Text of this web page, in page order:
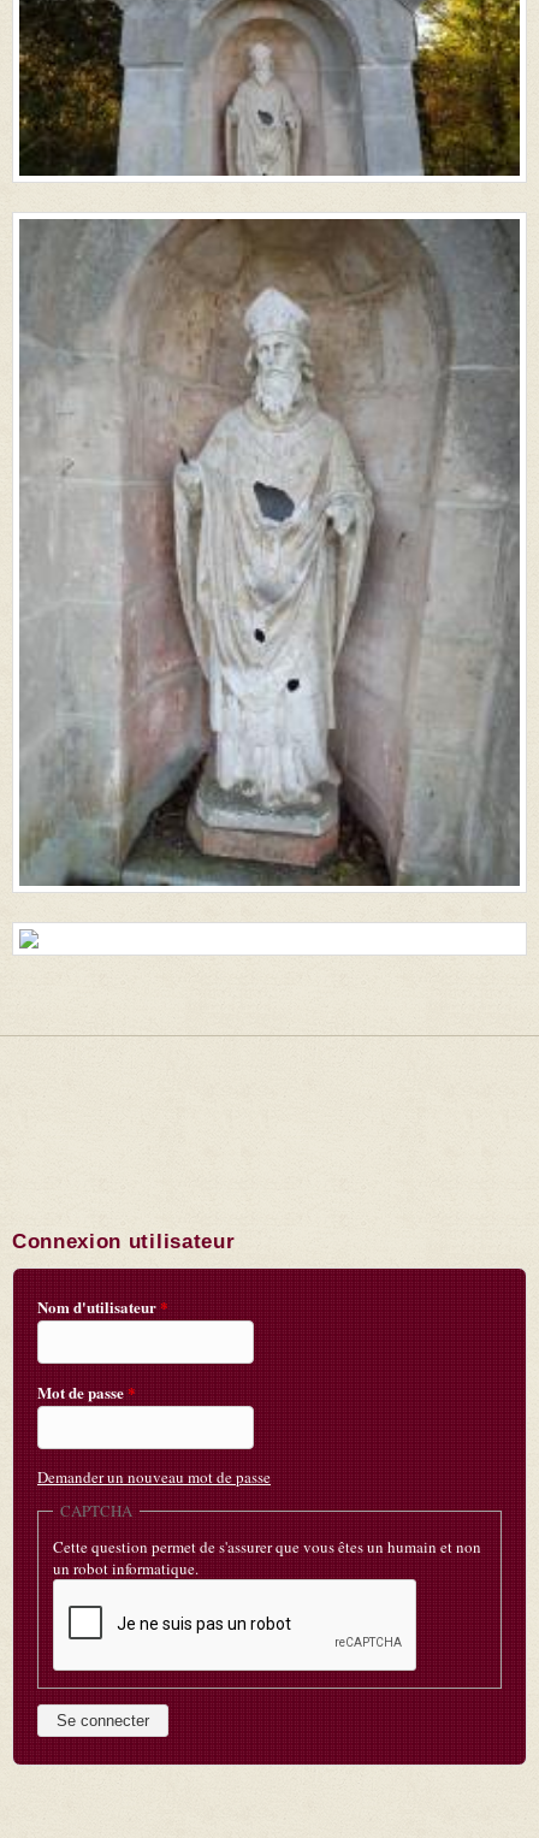
Connexion utilisateur
Nom d'utilisateur*
Mot de passe*
Demander un nouveau mot de passe
CAPTCHA
Cette question permet de s'assurer que vous êtes un humain et non
un robot informatique.